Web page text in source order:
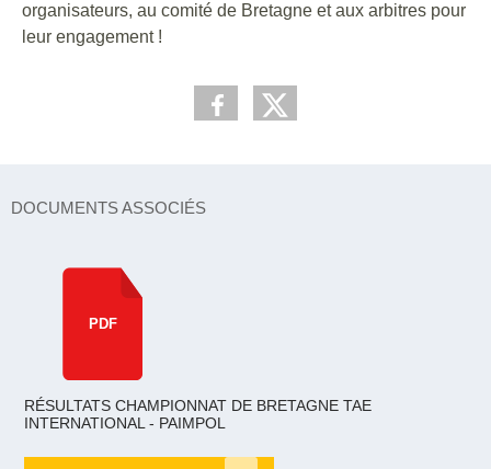
organisateurs, au comité de Bretagne et aux arbitres pour
leur engagement !
DOCUMENTS ASSOCIÉS
PDF
RÉSULTATS CHAMPIONNAT DE BRETAGNE TAE
INTERNATIONAL - PAIMPOL